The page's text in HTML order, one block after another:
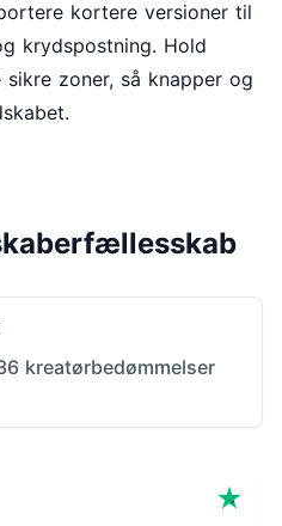
kortere versioner til
krydspostning. Hold
zoner, så knapper og
kreatørbedømmelser